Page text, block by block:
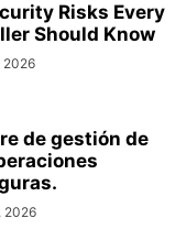
Risks Every
Should Know
2026
de gestión de
2026